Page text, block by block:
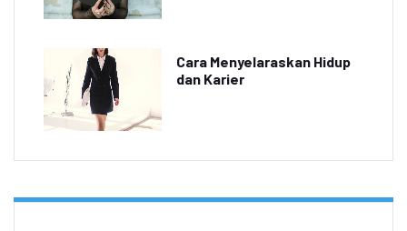
Cara Menyelaraskan Hidup
dan Karier